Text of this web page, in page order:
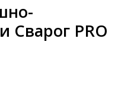
Сварог PRO